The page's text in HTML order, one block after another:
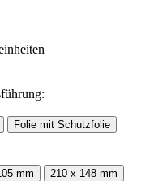
Folie mit Schutzfolie
mm 210 x 148 mm